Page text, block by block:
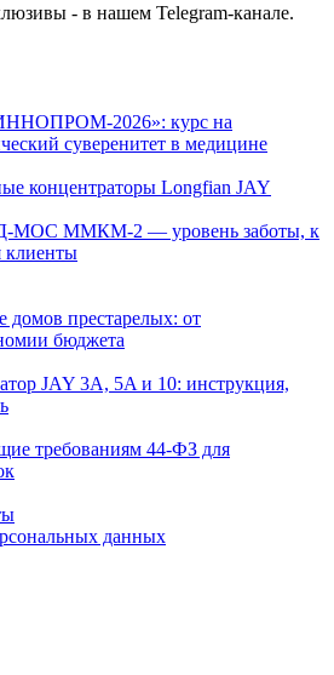
- в нашем Telegram-канале.
2026»: курс на
суверенитет в медицине
концентраторы Longfian JAY
МОС ММКМ-2 — уровень заботы, к
клиенты
домов престарелых: от
бюджета
JAY 3A, 5A и 10: инструкция,
требованиям 44-ФЗ для
данных